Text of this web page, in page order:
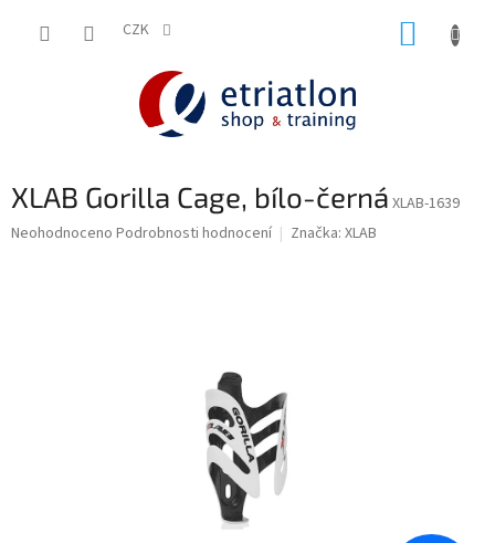
CZK
XLAB Gorilla Cage, bílo-černá XLAB-1639
Průměrné
Neohodnoceno Podrobnosti hodnocení Značka: XLAB
shop.etriatlon.cz - Chat